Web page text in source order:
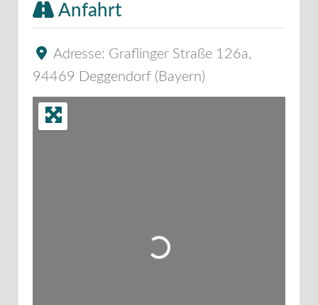
Anfahrt
Adresse: Graflinger Straße 126a,
94469 Deggendorf ( Bayern)
Wird geladen …